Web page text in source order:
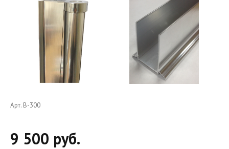
Арт. В-300
9 500 руб.